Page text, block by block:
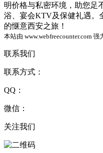
明价格与私密环境，助您足
浴、宴会KTV及保健礼遇。
的惬意西安之旅！
本站由 www.webfreecounter.com 强
联系我们
联系方式：
QQ：
微信：
关注我们